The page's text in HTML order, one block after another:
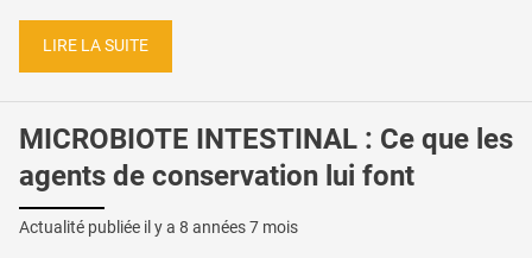
LIRE LA SUITE
MICROBIOTE INTESTINAL : Ce que les
agents de conservation lui font
Actualité publiée il y a 8 années 7 mois